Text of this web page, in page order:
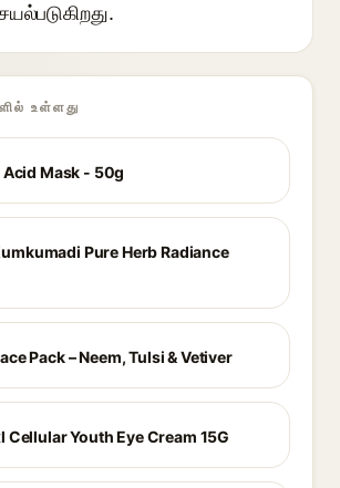
உள்ளது
Mask - 50g
Pure Herb Radiance
Pack – Neem, Tulsi & Vetiver
Cellular Youth Eye Cream 15G